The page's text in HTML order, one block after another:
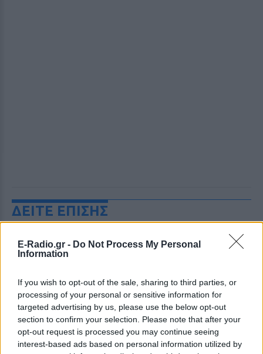
E-Radio.gr - Do Not Process My Personal
Information
If you wish to opt-out of the sale, sharing to third parties, or
processing of your personal or sensitive information for
targeted advertising by us, please use the below opt-out
section to confirm your selection. Please note that after your
opt-out request is processed you may continue seeing
interest-based ads based on personal information utilized by
ΔΕΙΤΕ ΕΠΙΣΗΣ
ΣΤΗΝ ΙΔΙΑ ΚΑΤΗΓΟΡΙΑ
βίντεο της μεθυσμένης οδηγού
που σκότωσε νύφη ώρες μετά
τον γάμο της
ΣΉΜΕΡΑ
Η Jamie Lee Komoroski, με αλκοόλ
τριπλάσιο του νόμιμου ορίου, έπεσε